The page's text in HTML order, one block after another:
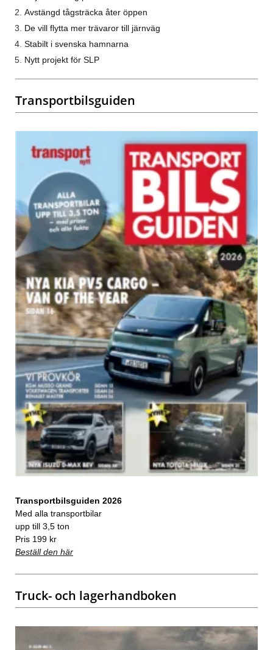
Avstängd tågsträcka åter öppen
De vill flytta mer trävaror till järnväg
Stabilt i svenska hamnarna
Nytt projekt för SLP
Transportbilsguiden
Transportbilsguiden 2026
Med alla transportbilar
upp till 3,5 ton
Pris 199 kr
Beställ den här
Truck- och lagerhandboken